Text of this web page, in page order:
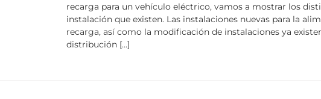
recarga para un vehículo eléctrico, vamos a mostrar los
instalación que existen. Las instalaciones nuevas para la
recarga, así como la modificación de instalaciones ya
distribución [...]